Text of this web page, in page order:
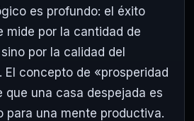
es profundo: el éxito
mide por la cantidad de
por la calidad del
El concepto de «prosperidad
que una casa despejada es
para una mente productiva.